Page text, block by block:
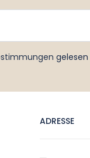
ADRESSE